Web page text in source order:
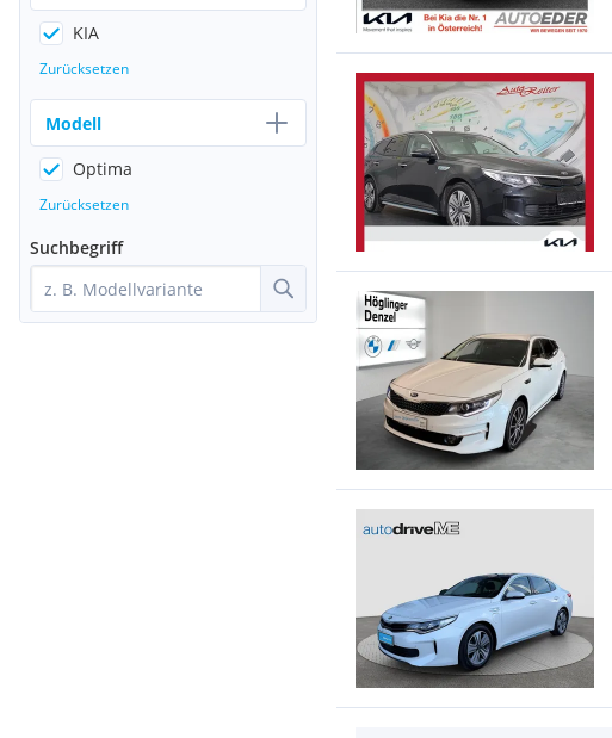
KIA
Zurücksetzen
Modell
Optima
Zurücksetzen
Suchbegriff